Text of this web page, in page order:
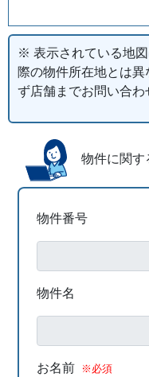
※ 表示されている地
際の物件所在地とは
ず店舗までお問い合わ
物件に関す
物件番号
物件名
お名前 ※必須